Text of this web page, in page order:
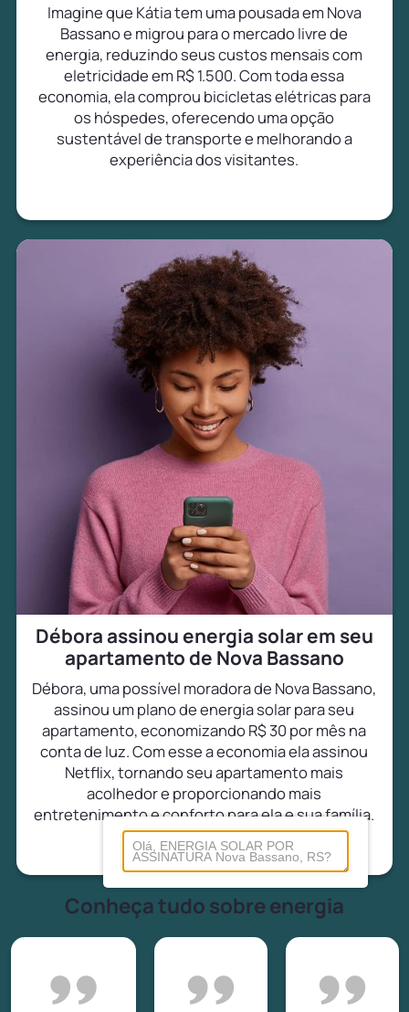
Imagine que Kátia tem uma pousada em Nova
Bassano e migrou para o mercado livre de
energia, reduzindo seus custos mensais com
eletricidade em R$ 1.500. Com toda essa
economia, ela comprou bicicletas elétricas para
os hóspedes, oferecendo uma opção
sustentável de transporte e melhorando a
experiência dos visitantes.
Débora assinou energia solar em seu
apartamento de Nova Bassano
Débora, uma possível moradora de Nova Bassano,
assinou um plano de energia solar para seu
apartamento, economizando R$ 30 por mês na
conta de luz. Com esse a economia ela assinou
Netflix, tornando seu apartamento mais
acolhedor e proporcionando mais
entretenimento e conforto para ela e sua família.
Conheça tudo sobre energia